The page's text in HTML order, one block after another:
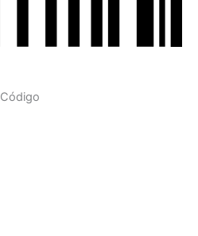
Código